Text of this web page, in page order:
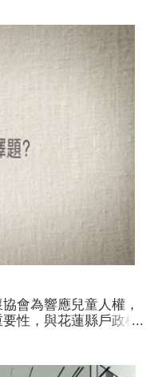
會為響應兒童人權，
性，與花蓮縣戶政機
懷離婚家庭宣導短片